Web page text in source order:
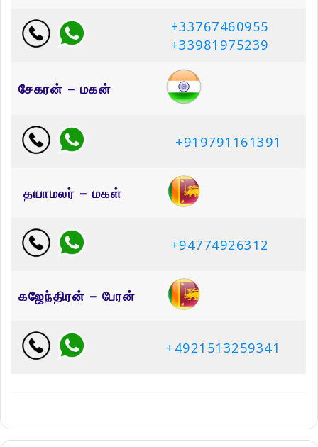
+33767460955
+33981975239
சேகரன் – மகன்
+919791161391
தயாமலர் – மகள்
+94774926312
கஜேந்திரன் – பேரன்
+4921513259341